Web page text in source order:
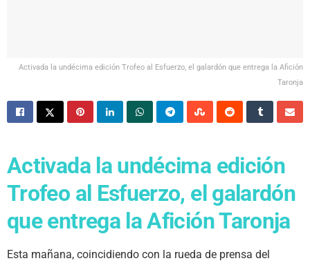
Activada la undécima edición Trofeo al Esfuerzo, el galardón que entrega la Afición
Taronja
Activada la undécima edición
Trofeo al Esfuerzo, el galardón
que entrega la Afición Taronja
Esta mañana, coincidiendo con la rueda de prensa del